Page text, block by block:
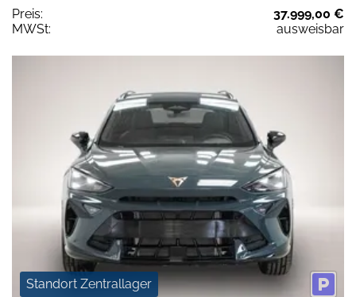
Preis:
37.999,00 €
MWSt:
ausweisbar
Standort Zentrallager